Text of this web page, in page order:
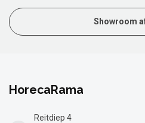
Showroom
HorecaRama
Reitdiep 4